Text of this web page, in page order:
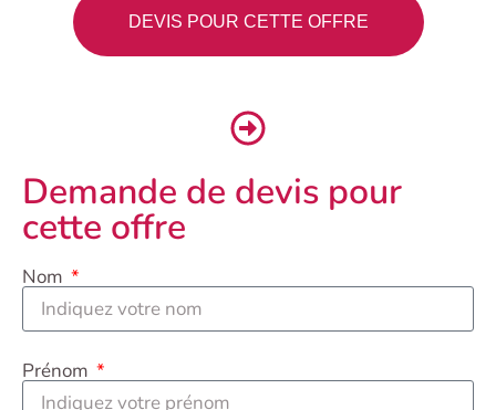
DEVIS POUR CETTE OFFRE
Demande de devis pour
cette offre
Nom
Prénom